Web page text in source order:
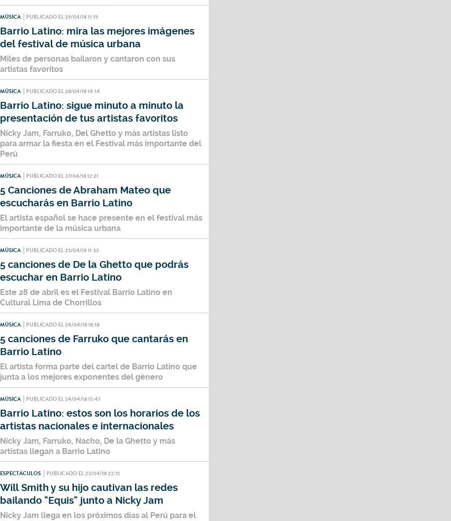
MÚSICA PUBLICADO EL 29/04/18 11:19
Barrio Latino: mira las mejores imágenes
del festival de música urbana
Miles de personas bailaron y cantaron con sus
artistas favoritos
MÚSICA PUBLICADO EL 28/04/18 14:14
Barrio Latino: sigue minuto a minuto la
presentación de tus artistas favoritos
Nicky Jam, Farruko, Del Ghetto y más artistas listo
para armar la fiesta en el Festival más importante del
Perú
MÚSICA PUBLICADO EL 27/04/18 12:21
5 Canciones de Abraham Mateo que
escucharás en Barrio Latino
El artista español se hace presente en el festival más
importante de la música urbana
MÚSICA PUBLICADO EL 25/04/18 11:32
5 canciones de De la Ghetto que podrás
escuchar en Barrio Latino
Este 28 de abril es el Festival Barrio Latino en
Cultural Lima de Chorrillos
MÚSICA PUBLICADO EL 24/04/18 18:18
5 canciones de Farruko que cantarás en
Barrio Latino
El artista forma parte del cartel de Barrio Latino que
junta a los mejores exponentes del género
MÚSICA PUBLICADO EL 24/04/18 15:47
Barrio Latino: estos son los horarios de los
artistas nacionales e internacionales
Nicky Jam, Farruko, Nacho, De la Ghetto y más
artistas llegan a Barrio Latino
ESPECTÁCULOS PUBLICADO EL 23/04/18 22:15
Will Smith y su hijo cautivan las redes
bailando "Equis" junto a Nicky Jam
Nicky Jam llega en los próximos días al Perú para el